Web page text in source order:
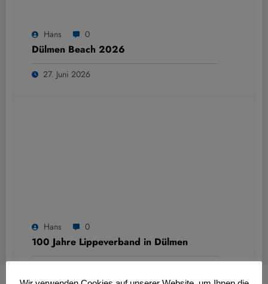
Hans 0
Dülmen Beach 2026
27. Juni 2026
Hans 0
100 Jahre Lippeverband in Dülmen